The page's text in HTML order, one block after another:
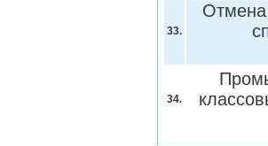
33.
Отмена
34.